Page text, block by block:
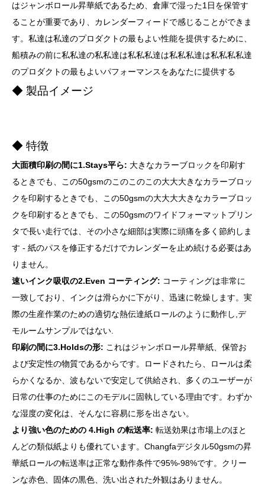
はジャンボロール昇華紙であるため、倉庫で湿った1日を保管す
ることが重要であり、カレンダーフィードで感じることができま
す。私達は私達のプロダクトの最もよい性能を提供するために、
船積みの前に私私達の私私達は私私私達は私私私達は私私私私達
のプロダクトの最もよいパフォーマンスをあなたに提供する
◆ 製品イメージ
◆ 特徴
大面積印刷の間に1.Stays平ら: 大きなカラーブロックを印刷す
るときでも、この50gsmのこのこのこの大大大きなカラーブロッ
クを印刷するときでも、この50gsmの大大大大きなカラーブロッ
クを印刷するときでも、この50gsmのワイドフォーマットプリン
タで長い走行では、その小さな細部は実際に頭痛を多く節約しま
す - 紙のパスを修正するだけでカレンダーを止め続ける必要はあ
りません。
速いインク吸収の2.Even コーティング: コーティングは非常に
一致しており、インクは滑らかに下がり、迅速に乾燥します。実
際の生産作業のための適切な熱伝達紙ロールのように動作し,デ
モルームサンプルではない.
印刷の間に3.Holdsの形: これはジャンボロール昇華紙、保管お
よび安定性の物質であるからです。ロードされたら、ロールは柔
らかくなるか、波もないで安定して供給され、多くのユーザーが
日常の仕事のためにこのモデルに固執している理由です。わずか
な湿度の変化は、そんなに容易に形を出さない。
より強い色のための 4.High の転送率: 転送効果は市場上のほと
んどの類似紙よりも優れています。Changfaデジタル50gsmの昇
華紙ロールの転送率は正常な動作条件で95%-98%です。クリー
ンな赤色、固体の黒色、洗い出された外観はありません。